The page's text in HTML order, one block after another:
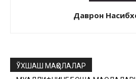
Даврон
ЎХШАШ МАҚОЛАЛАР